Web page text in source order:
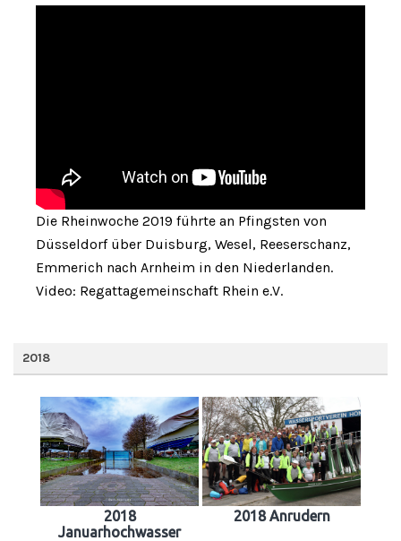
Die Rheinwoche 2019 führte an Pfingsten von
Düsseldorf über Duisburg, Wesel, Reeserschanz,
Emmerich nach Arnheim in den Niederlanden.
Video: Regattagemeinschaft Rhein e.V.
2018
2018
Januarhochwasser
2018 Anrudern